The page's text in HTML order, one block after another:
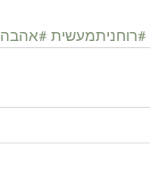
#רוחניתמעשית #אהבה